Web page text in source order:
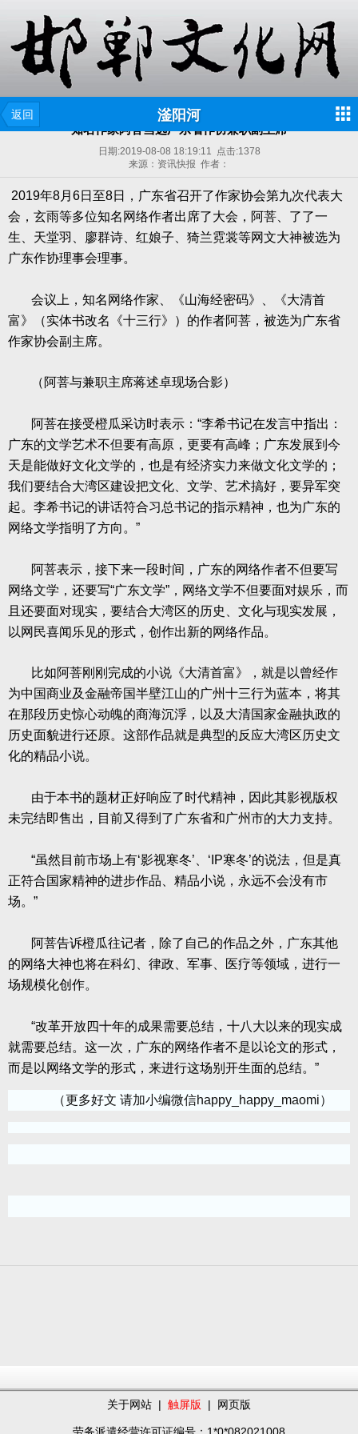
返回 滏阳河
知名作家阿菩当选广东省作协兼职副主席
日期:2019-08-08 18:19:11 点击:1378
来源：资讯快报 作者：
2019年8月 6日至8日，广东省召开了作家协会第九次代表大
会，玄雨等多位知名网络作者出席了大会，阿菩、了了一
生、天堂羽、廖群诗、红娘子、猗兰霓裳等网文大神被选为
广东作协理事会理事。
会议上，知名网络作家、《山海经密码》、《大清首
富》（实体书改名《十三行》）的作者阿菩，被选为广东省
作家协会副主席。
（阿菩与兼职主席蒋述卓现场合影）
阿菩在接受橙瓜采访时表示：“李希书记在发言中指出：
广东的文学艺术不但要有高原，更要有高峰；广东发展到今
天是能做好文化文学的，也是有经济实力来做文化文学的；
我们要结合大湾区建设把文化、文学、艺术搞好，要异军突
起。李希书记的讲话符合习总书记的指示精神，也为广东的
网络文学指明了方向。”
阿菩表示，接下来一段时间，广东的网络作者不但要写
网络文学，还要写“广东文学”，网络文学不但要面对娱乐，而
且还要面对现实，要结合大湾区的历史、文化与现实发展，
以网民喜闻乐见的形式，创作出新的网络作品。
比如阿菩刚刚完成的小说《大清首富》，就是以曾经作
为中国商业及金融帝国半壁江山的广州十三行为蓝本，将其
在那段历史惊心动魄的商海沉浮，以及大清国家金融执政的
历史面貌进行还原。这部作品就是典型的反应大湾区历史文
化的精品小说。
由于本书的题材正好响应了时代精神，因此其影视版权
未完结即售出，目前又得到了广东省和广州市的大力支持。
“虽然目前市场上有‘影视寒冬’、‘ IP寒冬’的说法，但是真
正符合国家精神的进步作品、精品小说，永远不会没有市
场。”
阿菩告诉橙瓜往记者，除了自己的作品之外，广东其他
的网络大神也将在科幻、律政、军事、医疗等领域，进行一
场规模化创作。
“改革开放四十年的成果需要总结，十八大以来的现实成
就需要总结。这一次，广东的网络作者不是以论文的形式，
而是以网络文学的形式，来进行这场别开生面的总结。”
（更多好文 请加小编微信happy_happy_maomi）
关于网站 | 触屏版 | 网页版